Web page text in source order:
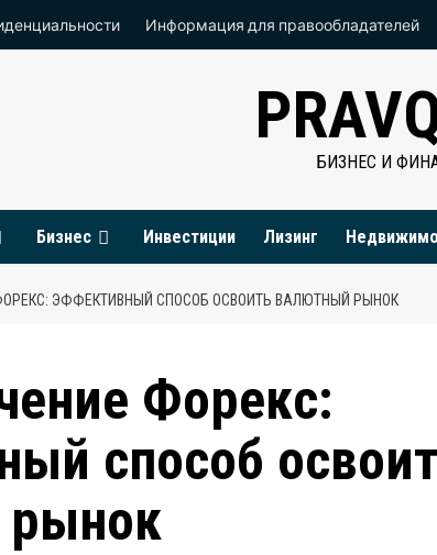
Информация для правообладателей
БИЗНЕС И
Бизнес Инвестиции Лизинг
ЭФФЕКТИВНЫЙ СПОСОБ ОСВОИТЬ ВАЛЮТНЫЙ РЫНОК
Форекс:
способ